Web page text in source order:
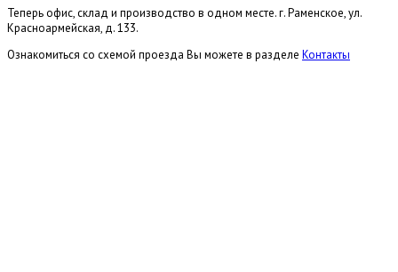
Теперь офис, склад и производство в одном месте. г. Раменское, ул.
Красноармейская, д. 133.
Ознакомиться со схемой проезда Вы можете в разделе Контакты